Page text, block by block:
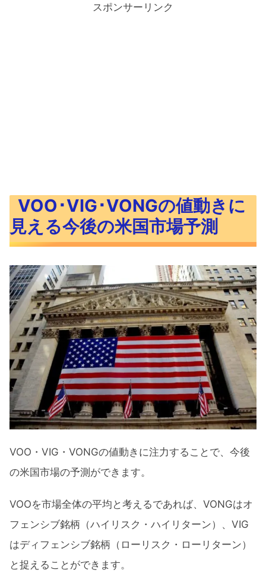
スポンサーリンク
VOO･VIG･VONGの値動きに
見える今後の米国市場予測
VOO・VIG・VONGの値動きに注力することで、今後
の米国市場の予測ができます。
VOOを市場全体の平均と考えるであれば、VONGはオ
フェンシブ銘柄（ハイリスク・ハイリターン）、VIG
はディフェンシブ銘柄（ローリスク・ローリターン）
と捉えることができます。